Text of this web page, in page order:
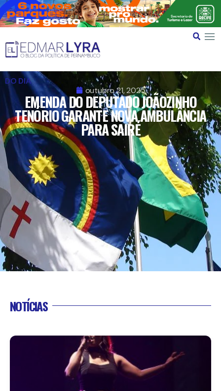
DO DIA
outubro 21, 2025
EMENDA DO DEPUTADO JOÃOZINHO
TENÓRIO GARANTE NOVA AMBULÂNCIA
PARA SAIRÉ
NOTÍCIAS